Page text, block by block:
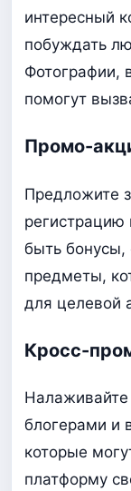
интересный
побуждать
Фотографии,
помогут
Промо-
Предложите
регистрацию
быть бонусы,
предметы,
для целевой
Кросс-
Налаживайте
блогерами и
которые
платформу